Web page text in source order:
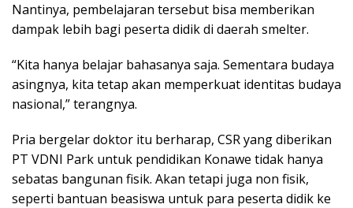
Nantinya, pembelajaran tersebut bisa memberikan
dampak lebih bagi peserta didik di daerah smelter.
“Kita hanya belajar bahasanya saja. Sementara budaya
asingnya, kita tetap akan memperkuat identitas budaya
nasional,” terangnya.
Pria bergelar doktor itu berharap, CSR yang diberikan
PT VDNI Park untuk pendidikan Konawe tidak hanya
sebatas bangunan fisik. Akan tetapi juga non fisik,
seperti bantuan beasiswa untuk para peserta didik ke